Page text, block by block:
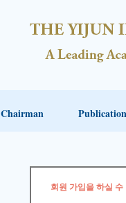
Chairman
회원 가입을 하실 수